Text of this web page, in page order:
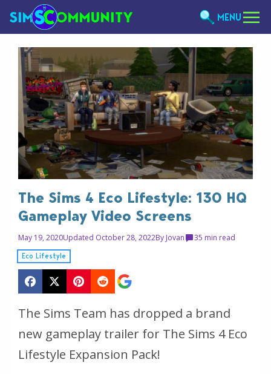
MENU
The Sims 4 Eco Lifestyle: 130 HQ
Gameplay Video Screens
May 19, 2020Updated October 28, 2022By Jovan 35 min read
Eco Lifestyle
The Sims Team has dropped a brand
new gameplay trailer for The Sims 4 Eco
Lifestyle Expansion Pack!